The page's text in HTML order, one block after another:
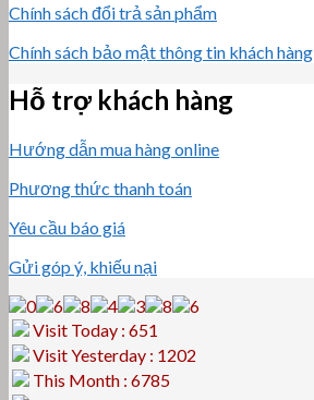
Chính sách đổi trả sản phẩm
Chính sách bảo mật thông tin khách hàng
Hỗ trợ khách hàng
Hướng dẫn mua hàng online
Phương thức thanh toán
Yêu cầu báo giá
Gửi góp ý, khiếu nại
Visit Today : 651
Visit Yesterday : 1202
This Month : 6785